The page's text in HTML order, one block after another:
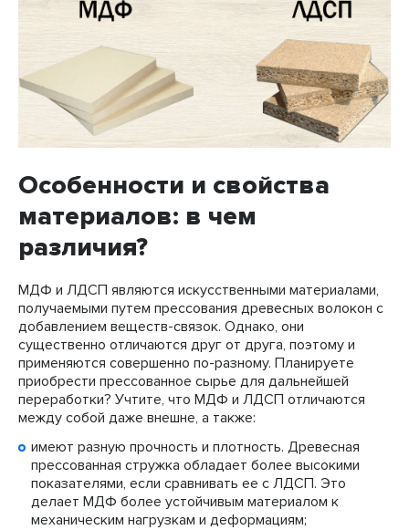
Особенности и свойства
материалов: в чем
различия?
МДФ и ЛДСП являются искусственными материалами,
получаемыми путем прессования древесных волокон с
добавлением веществ-связок. Однако, они
существенно отличаются друг от друга, поэтому и
применяются совершенно по-разному. Планируете
приобрести прессованное сырье для дальнейшей
переработки? Учтите, что МДФ и ЛДСП отличаются
между собой даже внешне, а также:
имеют разную прочность и плотность. Древесная
прессованная стружка обладает более высокими
показателями, если сравнивать ее с ЛДСП. Это
делает МДФ более устойчивым материалом к
механическим нагрузкам и деформациям;